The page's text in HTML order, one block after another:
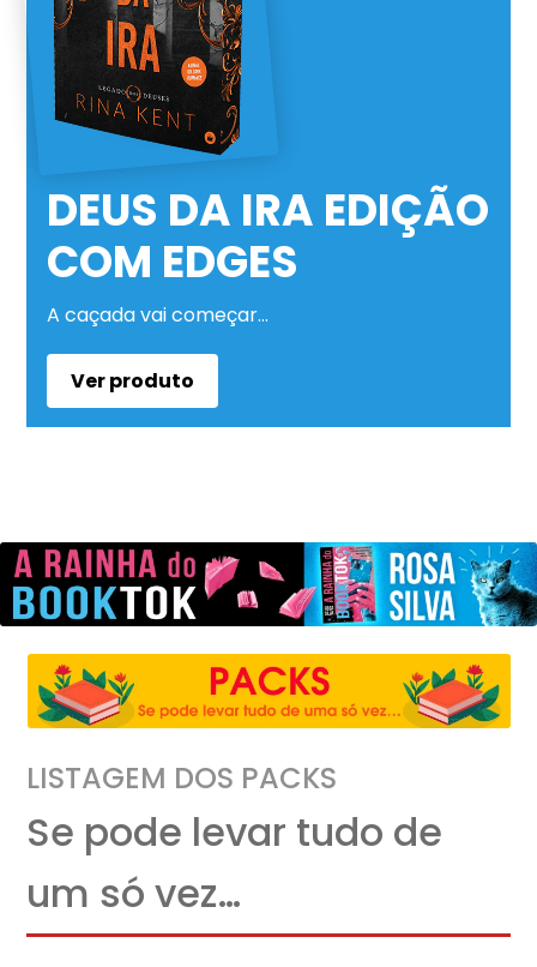
DEUS DA IRA EDIÇÃO
COM EDGES
A caçada vai começar…
Ver produto
LISTAGEM DOS PACKS
Se pode levar tudo de
um só vez…